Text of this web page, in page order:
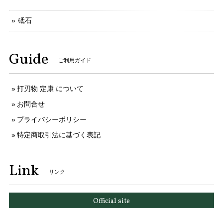
砥石
Guide ご利用ガイド
打刃物 定康 について
お問合せ
プライバシーポリシー
特定商取引法に基づく表記
Link リンク
Official site